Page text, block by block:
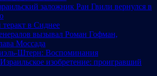
заложник Ран Гвили вернулся в
в Сиднее
вызывал Роман Гофман,
Моссада
Штерн: Воспоминания
изобретение: проигравший